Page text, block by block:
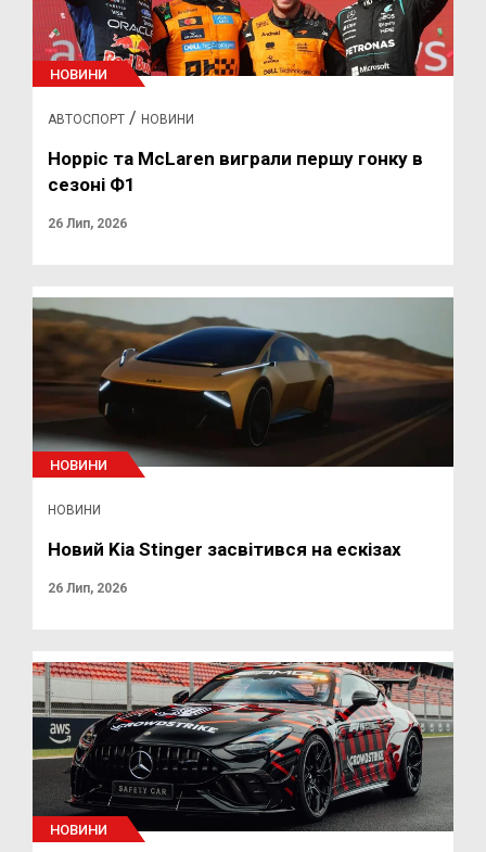
НОВИНИ
АВТОСПОРТ / НОВИНИ
Норріс та McLaren виграли першу гонку в
сезоні Ф1
26 Лип, 2026
НОВИНИ
НОВИНИ
Новий Kia Stinger засвітився на ескізах
26 Лип, 2026
НОВИНИ